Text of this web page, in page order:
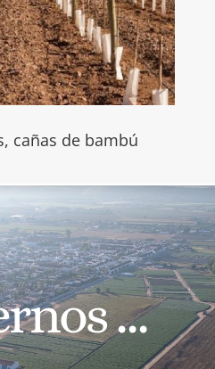
cañas de bambú
…